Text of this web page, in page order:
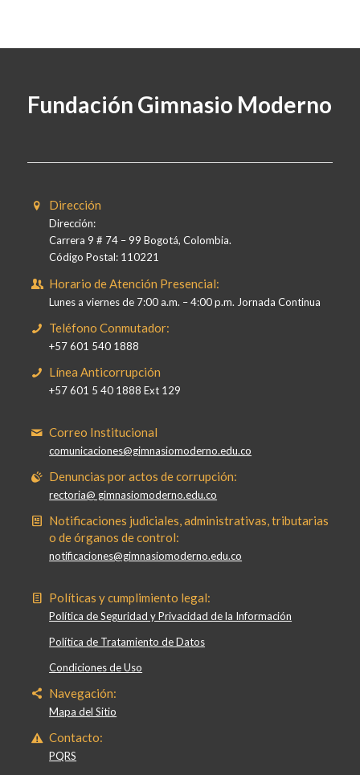
Fundación Gimnasio Moderno
Dirección
Dirección:
Carrera 9 # 74 – 99 Bogotá, Colombia.
Código Postal: 110221
Horario de Atención Presencial:
Lunes a viernes de 7:00 a.m. – 4:00 p.m. Jornada Continua
Teléfono Conmutador:
+57 601 540 1888
Línea Anticorrupción
+57 601 5 40 1888 Ext 129
Correo Institucional
comunicaciones@gimnasiomoderno.edu.co
Denuncias por actos de corrupción:
rectoria@ gimnasiomoderno.edu.co
Notificaciones judiciales, administrativas, tributarias
o de órganos de control:
notificaciones@gimnasiomoderno.edu.co
Políticas y cumplimiento legal:
Política de Seguridad y Privacidad de la Información
Política de Tratamiento de Datos
Condiciones de Uso
Navegación:
Mapa del Sitio
Contacto:
PQRS